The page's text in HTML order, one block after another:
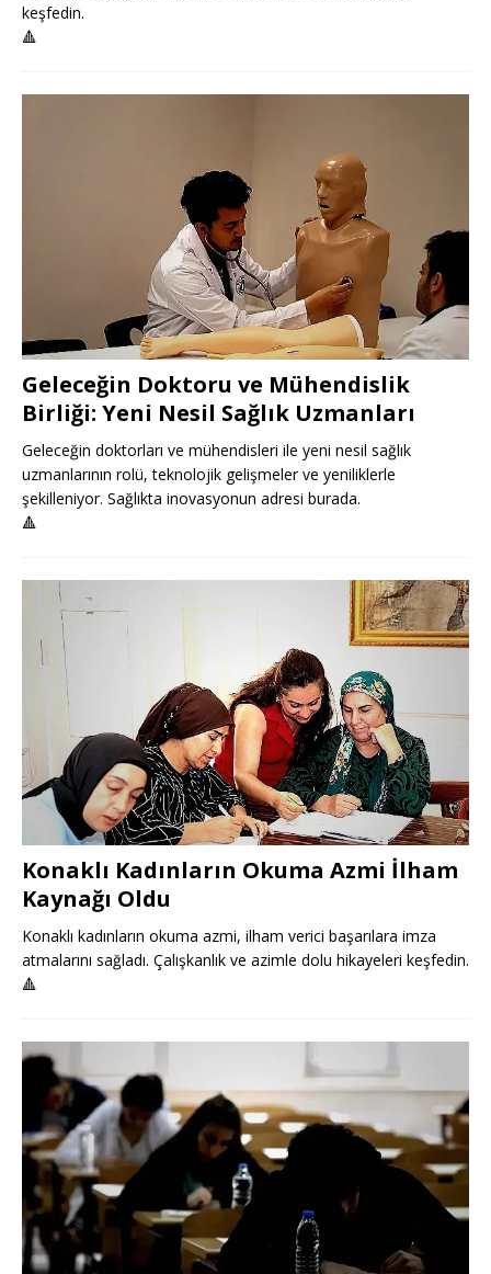
keşfedin.
🔺
Geleceğin Doktoru ve Mühendislik
Birliği: Yeni Nesil Sağlık Uzmanları
Geleceğin doktorları ve mühendisleri ile yeni nesil sağlık
uzmanlarının rolü, teknolojik gelişmeler ve yeniliklerle
şekilleniyor. Sağlıkta inovasyonun adresi burada.
🔺
Konaklı Kadınların Okuma Azmi İlham
Kaynağı Oldu
Konaklı kadınların okuma azmi, ilham verici başarılara imza
atmalarını sağladı. Çalışkanlık ve azimle dolu hikayeleri keşfedin.
🔺